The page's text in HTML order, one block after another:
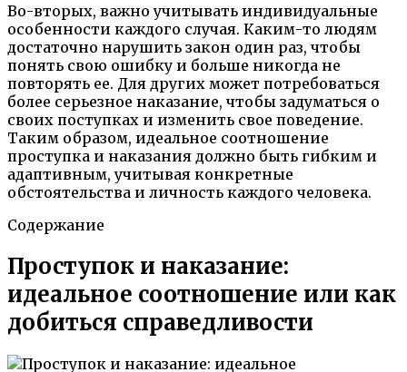
Во-вторых, важно учитывать индивидуальные
особенности каждого случая. Каким-то людям
достаточно нарушить закон один раз, чтобы
понять свою ошибку и больше никогда не
повторять ее. Для других может потребоваться
более серьезное наказание, чтобы задуматься о
своих поступках и изменить свое поведение.
Таким образом, идеальное соотношение
проступка и наказания должно быть гибким и
адаптивным, учитывая конкретные
обстоятельства и личность каждого человека.
Содержание
Проступок и наказание:
идеальное соотношение или как
добиться справедливости